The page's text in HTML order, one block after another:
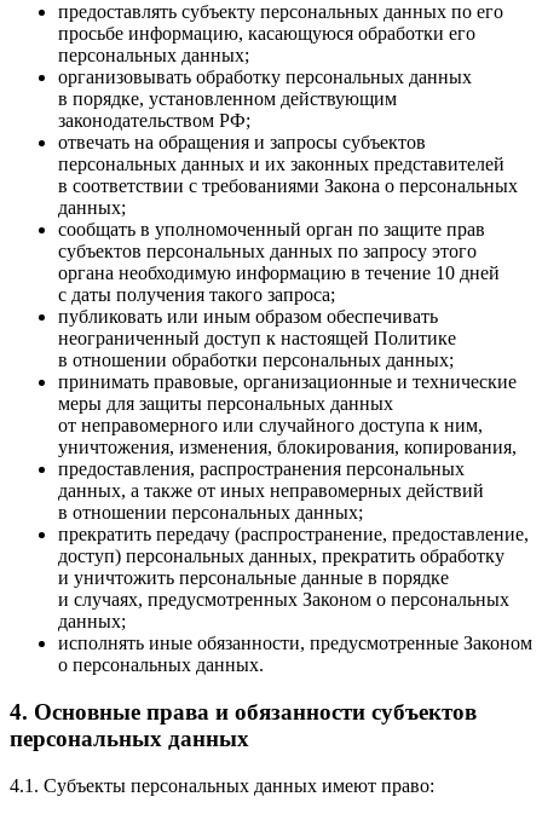
предоставлять субъекту персональных данных по его
просьбе информацию, касающуюся обработки его
персональных данных;
организовывать обработку персональных данных
в порядке, установленном действующим
законодательством РФ;
отвечать на обращения и запросы субъектов
персональных данных и их законных представителей
в соответствии с требованиями Закона о персональных
данных;
сообщать в уполномоченный орган по защите прав
субъектов персональных данных по запросу этого
органа необходимую информацию в течение 10 дней
с даты получения такого запроса;
публиковать или иным образом обеспечивать
неограниченный доступ к настоящей Политике
в отношении обработки персональных данных;
принимать правовые, организационные и технические
меры для защиты персональных данных
от неправомерного или случайного доступа к ним,
уничтожения, изменения, блокирования, копирования,
предоставления, распространения персональных
данных, а также от иных неправомерных действий
в отношении персональных данных;
прекратить передачу (распространение, предоставление,
доступ) персональных данных, прекратить обработку
и уничтожить персональные данные в порядке
и случаях, предусмотренных Законом о персональных
данных;
исполнять иные обязанности, предусмотренные Законом
о персональных данных.
4. Основные права и обязанности субъектов
персональных данных
4.1. Субъекты персональных данных имеют право: